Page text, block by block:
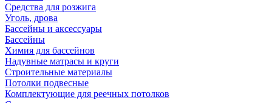
Средства для розжига
Уголь, дрова
Бассейны и аксессуары
Бассейны
Химия для бассейнов
Надувные матрасы и круги
Строительные материалы
Потолки подвесные
Комплектующие для реечных потолков